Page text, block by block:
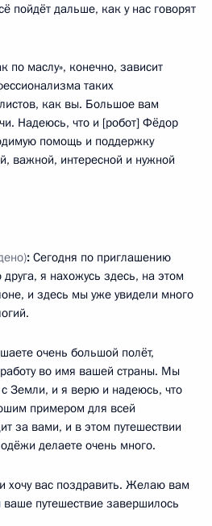
пойдёт дальше, как у нас говорят
по маслу», конечно, зависит
таких
как вы. Большое вам
Надеюсь, что и [робот] Фёдор
помощь и поддержку
важной, интересной и нужной
: Сегодня по приглашению
я нахожусь здесь, на этом
и здесь мы уже увидели много
очень большой полёт,
во имя вашей страны. Мы
Земли, и я верю и надеюсь, что
примером для всей
за вами, и в этом путешествии
делаете очень много.
хочу вас поздравить. Желаю вам
ваше путешествие завершилось